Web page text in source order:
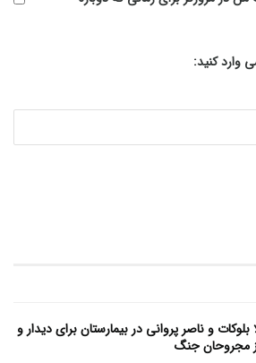
وارد کنید:
و ناصر پروانی در بیمارستان برای دیدار و
مجروحان جنگ